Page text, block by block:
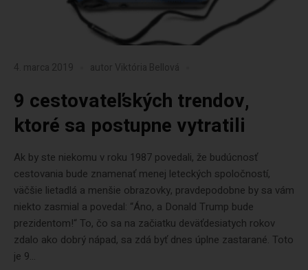
4. marca 2019 autor Viktória Bellová
9 cestovateľských trendov,
ktoré sa postupne vytratili
Ak by ste niekomu v roku 1987 povedali, že budúcnosť
cestovania bude znamenať menej leteckých spoločností,
väčšie lietadlá a menšie obrazovky, pravdepodobne by sa vám
niekto zasmial a povedal: “Áno, a Donald Trump bude
prezidentom!“ To, čo sa na začiatku deväťdesiatych rokov
zdalo ako dobrý nápad, sa zdá byť dnes úplne zastarané. Toto
je 9...